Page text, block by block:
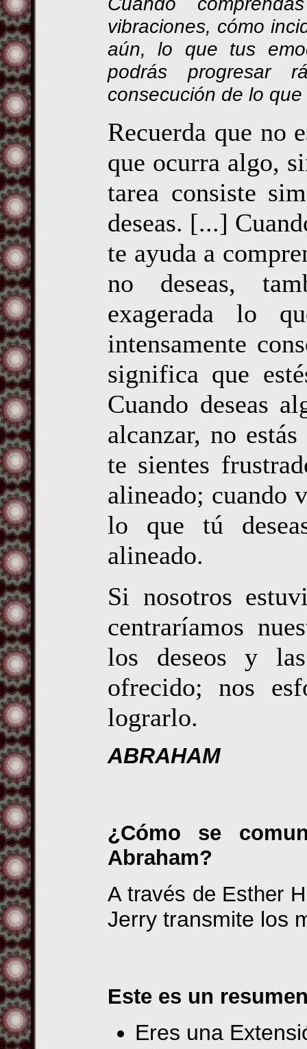
vibraciones, cómo
aún, lo que tus
podrás progresar
consecución de lo
Recuerda que no
que ocurra algo,
tarea consiste
deseas. [...]
te ayuda a
no deseas,
exagerada lo
intensamente
significa que
Cuando deseas
alcanzar, no
te sientes
alineado; cuando
lo que tú
alineado.
Si nosotros
centraríamos
los deseos y las
ofrecido; nos
lograrlo.
ABRAHAM
¿Cómo se
Abraham?
A través de Esther
Jerry transmite los
Este es un
Eres una